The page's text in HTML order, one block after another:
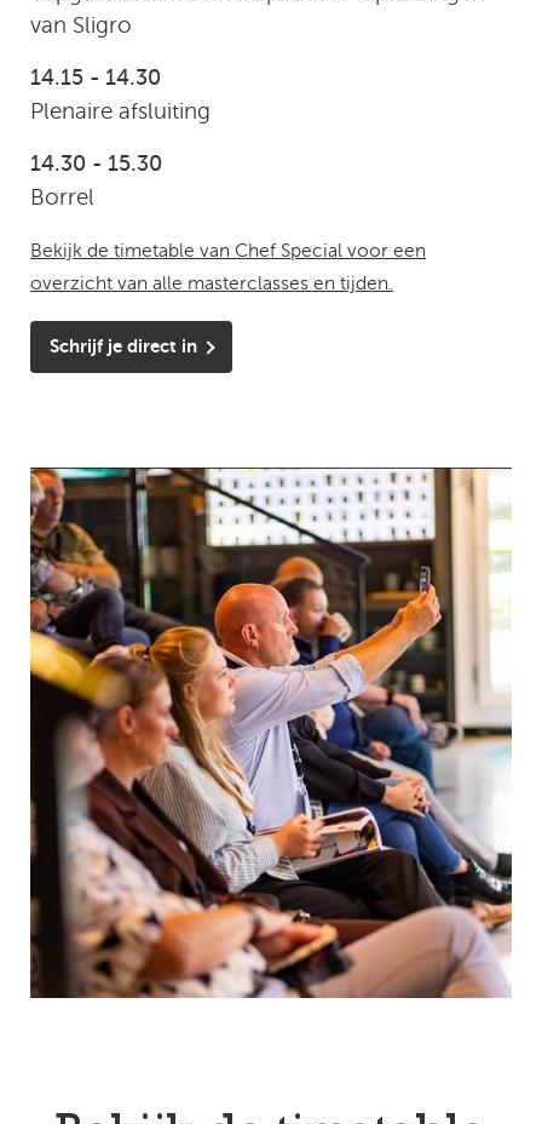
van Sligro
14.15 - 14.30
Plenaire afsluiting
14.30 - 15.30
Borrel
Bekijk de timetable van Chef Special voor een
overzicht van alle masterclasses en tijden.
Schrijf je direct in